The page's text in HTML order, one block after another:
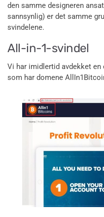
den samme designeren
sannsynlig) er det samme
svindelene.
All-in-1-svindel
Vi har imidlertid avdekket
som har domene